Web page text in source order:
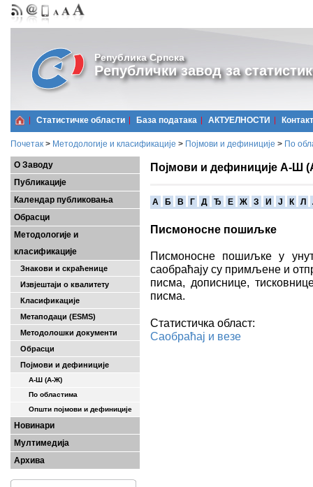
Република Српска
Републички завод за
Статистичке области Базa података АКТУЕЛНОСТИ Контакт
Почетак > Методологије и класификације > Појмови и дефиниције > По
О Заводу
Публикације
Календар публиковања
Обрасци
Методологије и
класификације
Знакови и скраћенице
Извјештаји о квалитету
Класификације
Метаподаци (ESMS)
Методолошки документи
Обрасци
Појмови и дефиниције
А-Ш (A-Ж)
По областима
Општи појмови и дефиниције
Новинари
Мултимедија
Архива
Појмови и дефиниције А-Ш
A Б В Г Д Ђ Е Ж З И Ј К Л
Писмоносне пошиљке
Писмоносне пошиљке у
саобраћају су примљене и
писма, дописнице,
писма.
Статистичка област:
Саобраћај и везе